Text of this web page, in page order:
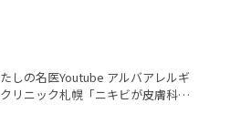
しの名医Youtube アルバアレルギ
リニック札幌「ニキビが皮膚科で